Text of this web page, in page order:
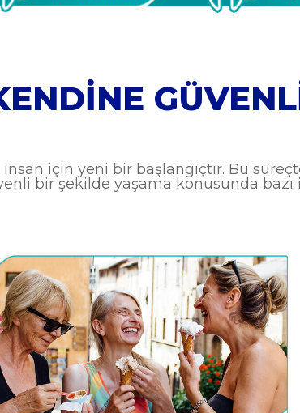
için yeni bir başlangıçtır. Bu
bir şekilde yaşama konusunda bazı